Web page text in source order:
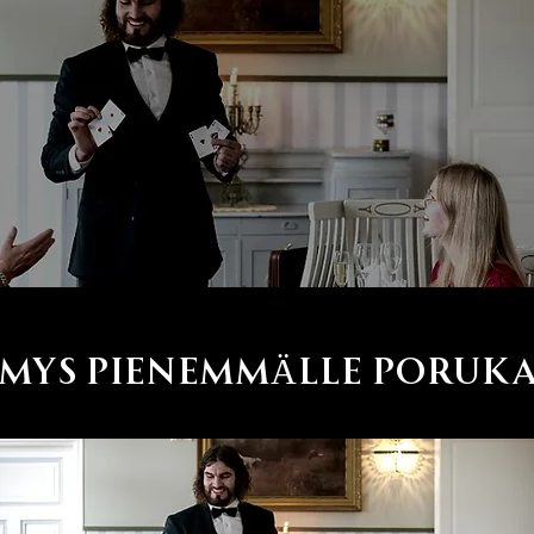
PIENEMMÄLLE